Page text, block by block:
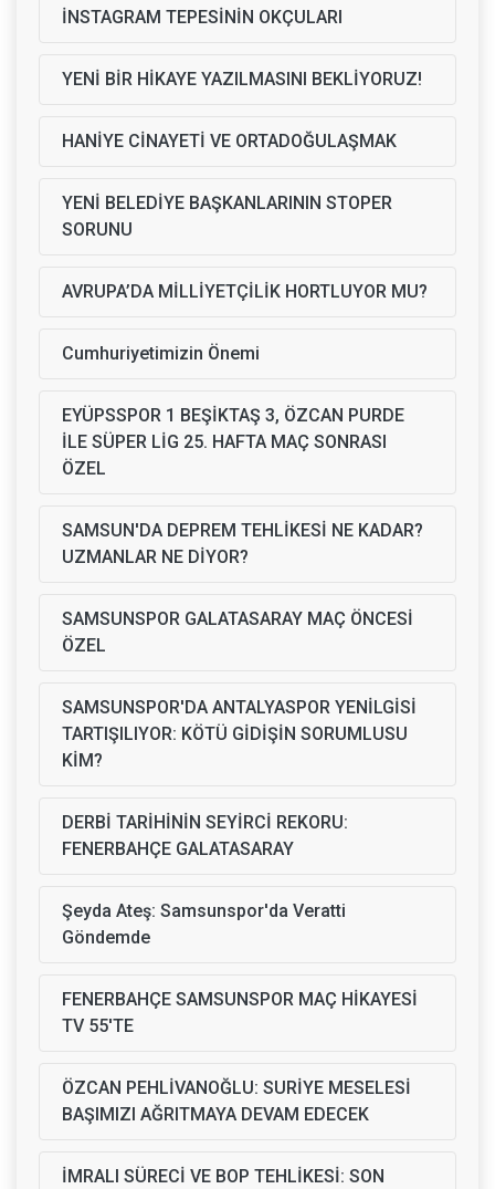
İNSTAGRAM TEPESİNİN OKÇULARI
YENİ BİR HİKAYE YAZILMASINI BEKLİYORUZ!
HANİYE CİNAYETİ VE ORTADOĞULAŞMAK
YENİ BELEDİYE BAŞKANLARININ STOPER
SORUNU
AVRUPA’DA MİLLİYETÇİLİK HORTLUYOR MU?
Cumhuriyetimizin Önemi
EYÜPSSPOR 1 BEŞİKTAŞ 3, ÖZCAN PURDE
İLE SÜPER LİG 25. HAFTA MAÇ SONRASI
ÖZEL
SAMSUN'DA DEPREM TEHLİKESİ NE KADAR?
UZMANLAR NE DİYOR?
SAMSUNSPOR GALATASARAY MAÇ ÖNCESİ
ÖZEL
SAMSUNSPOR'DA ANTALYASPOR YENİLGİSİ
TARTIŞILIYOR: KÖTÜ GİDİŞİN SORUMLUSU
KİM?
DERBİ TARİHİNİN SEYİRCİ REKORU:
FENERBAHÇE GALATASARAY
Şeyda Ateş: Samsunspor'da Veratti
Göndemde
FENERBAHÇE SAMSUNSPOR MAÇ HİKAYESİ
TV 55'TE
ÖZCAN PEHLİVANOĞLU: SURİYE MESELESİ
BAŞIMIZI AĞRITMAYA DEVAM EDECEK
İMRALI SÜRECİ VE BOP TEHLİKESİ: SON